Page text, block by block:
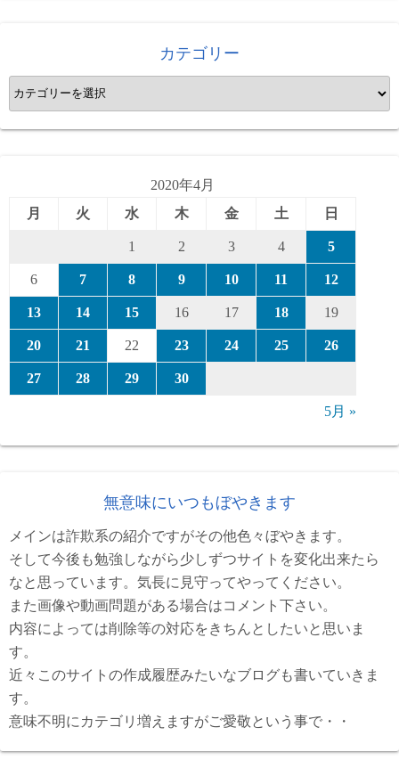
カテゴリー
カ
テ
ゴ
2020年4月
月
火 水 木 金 土 日
1 2 3 4 5
6 7 8 9 10 11 12
13 14 15 16 17 18 19
20 21 22 23 24 25 26
27 28 29 30
5月 »
無意味にいつもぼやきます
メインは詐欺系の紹介ですがその他色々ぼやきます。
そして今後も勉強しながら少しずつサイトを変化出来たら
なと思っています。気長に見守ってやってください。
また画像や動画問題がある場合はコメント下さい。
内容によっては削除等の対応をきちんとしたいと思いま
す。
近々このサイトの作成履歴みたいなブログも書いていきま
す。
意味不明にカテゴリ増えますがご愛敬という事で・・